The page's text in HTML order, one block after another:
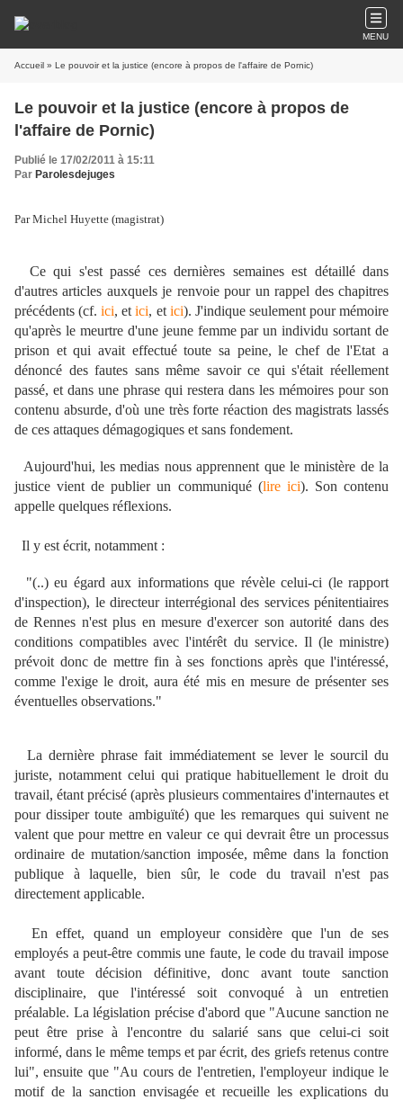
MENU
Accueil » Le pouvoir et la justice (encore à propos de l'affaire de Pornic)
Le pouvoir et la justice (encore à propos de
l'affaire de Pornic)
Publié le 17/02/2011 à 15:11
Par Parolesdejuges
Par Michel Huyette (magistrat)
Ce qui s'est passé ces dernières semaines est détaillé dans
d'autres articles auxquels je renvoie pour un rappel des chapitres
précédents (cf.ici, etici, et ici). J'indique seulement pour mémoire
qu'après le meurtre d'une jeune femme par un individu sortant de
prison et qui avait effectué toute sa peine, le chef de l'Etat a
dénoncé des fautes sans même savoir ce qui s'était réellement
passé, et dans une phrase qui restera dans les mémoires pour son
contenu absurde, d'où une très forte réaction des magistrats lassés
de ces attaques démagogiques et sans fondement.
Aujourd'hui, les medias nous apprennent que le ministère de la
justice vient de publier un communiqué (lire ici). Son contenu
appelle quelques réflexions.
Il y est écrit, notamment :
"(..) eu égard aux informations que révèle celui-ci (le rapport
d'inspection), le directeur interrégional des services pénitentiaires
de Rennes n'est plus en mesure d'exercer son autorité dans des
conditions compatibles avec l'intérêt du service. Il (le ministre)
prévoit donc de mettre fin à ses fonctions après que l'intéressé,
comme l'exige le droit, aura été mis en mesure de présenter ses
éventuelles observations."
La dernière phrase fait immédiatement se lever le sourcil du
juriste, notamment celui qui pratique habituellement le droit du
travail, étant précisé (après plusieurs commentaires d'internautes et
pour dissiper toute ambiguïté) que les remarques qui suivent ne
valent que pour mettre en valeur ce qui devrait être un processus
ordinaire de mutation/sanction imposée, même dans la fonction
publique à laquelle, bien sûr, le code du travail n'est pas
directement applicable.
En effet, quand un employeur considère que l'un de ses
employés a peut-être commis une faute, le code du travail impose
avant toute décision définitive, donc avant toute sanction
disciplinaire, que l'intéressé soit convoqué à un entretien
préalable. La législation précise d'abord que "Aucune sanction ne
peut être prise à l'encontre du salarié sans que celui-ci soit
informé, dans le même temps et par écrit, des griefs retenus contre
lui", ensuite que "Au cours de l'entretien, l'employeur indique le
motif de la sanction envisagée et recueille les explications du